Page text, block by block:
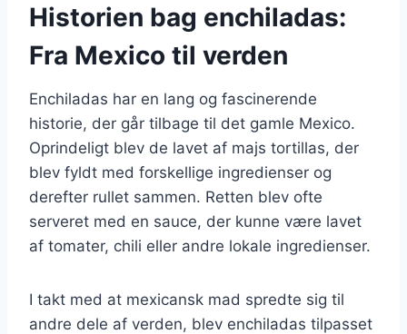
Historien bag enchiladas:
Fra Mexico til verden
Enchiladas har en lang og fascinerende
historie, der går tilbage til det gamle Mexico.
Oprindeligt blev de lavet af majs tortillas, der
blev fyldt med forskellige ingredienser og
derefter rullet sammen. Retten blev ofte
serveret med en sauce, der kunne være lavet
af tomater, chili eller andre lokale ingredienser.
I takt med at mexicansk mad spredte sig til
andre dele af verden, blev enchiladas tilpasset